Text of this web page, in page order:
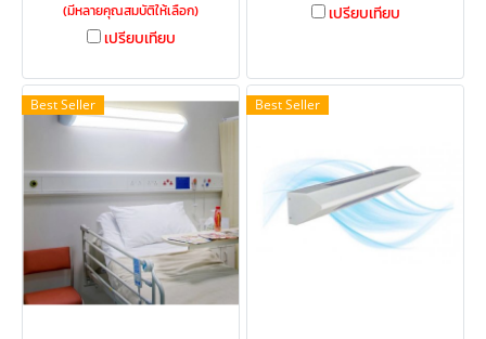
(มีหลายคุณสมบัติให้เลือก)
เปรียบเทียบ
เปรียบเทียบ
Best Seller Best Seller